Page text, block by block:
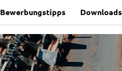
Bewerbungstipps Downloads